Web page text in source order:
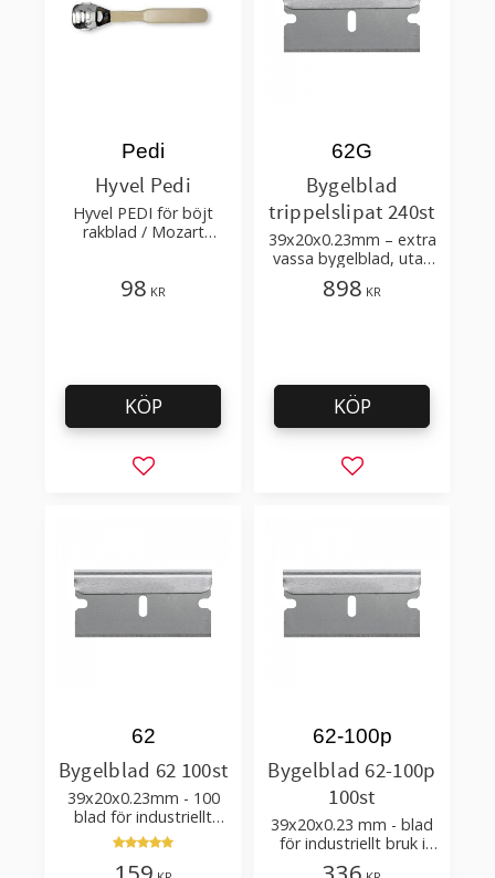
Hyvel Pedi
Hyvel PEDI för böjt
rakblad / Mozart
Pedi
98 KR
Lägg till i favoriter
KÖP
Bygelblad
trippelslipat 240st
39x20x0.23mm – extra
vassa bygelblad, utan
skyddspapper, i en
kartonglåda
62G
898 KR
Lägg till i
KÖP
Bygelblad 62 100st
39x20x0.23mm - 100
blad för industriellt
bruk i en plastbehållare
62
Bygelblad 62-100p
100st
39x20x0.23 mm - blad
för industriellt bruk i
100packs dispenser
62-100p